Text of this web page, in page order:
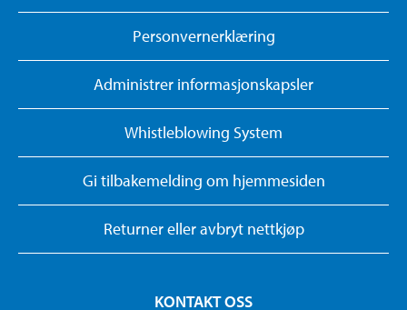
Personvernerklæring
Administrer informasjonskapsler
Whistleblowing System
Gi tilbakemelding om hjemmesiden
Returner eller avbryt nettkjøp
KONTAKT OSS